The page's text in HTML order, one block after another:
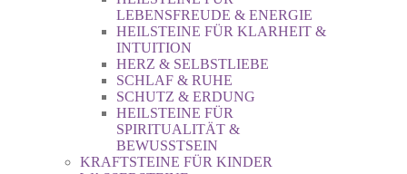
LEBENSFREUDE & ENERGIE
HEILSTEINE FÜR KLARHEIT &
INTUITION
HERZ & SELBSTLIEBE
SCHLAF & RUHE
SCHUTZ & ERDUNG
HEILSTEINE FÜR
SPIRITUALITÄT &
BEWUSSTSEIN
KRAFTSTEINE FÜR KINDER